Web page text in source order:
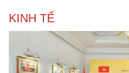
KINH TẾ